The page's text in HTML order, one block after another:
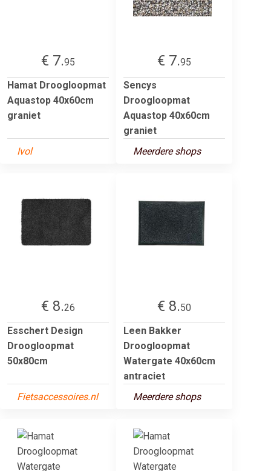
€ 7.95
Hamat Droogloopmat
Aquastop 40x60cm
graniet
Ivol
€ 7.95
Sencys
Droogloopmat
Aquastop 40x60cm
graniet
Meerdere shops
€ 8.26
Esschert Design
Droogloopmat
50x80cm
Fietsaccessoires.nl
€ 8.50
Leen Bakker
Droogloopmat
Watergate 40x60cm
antraciet
Meerdere shops